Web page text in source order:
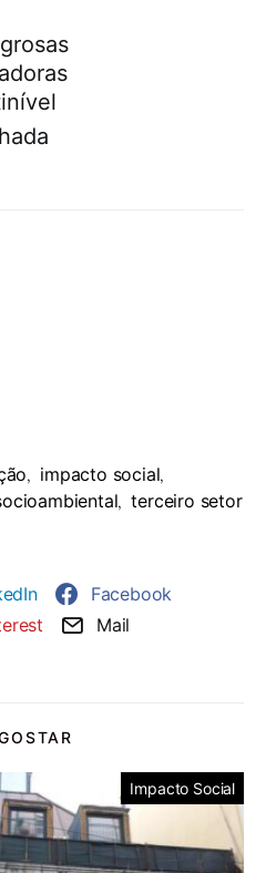
, impacto social,
, terceiro setor
Facebook
Mail
Impacto Social